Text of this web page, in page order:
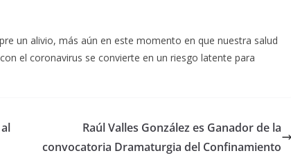
un alivio, más aún en este momento en que nuestra salud
el coronavirus se convierte en un riesgo latente para
Raúl Valles González es Ganador de la
convocatoria Dramaturgia del Confinamiento